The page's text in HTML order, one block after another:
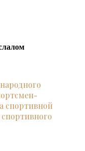
спортивной